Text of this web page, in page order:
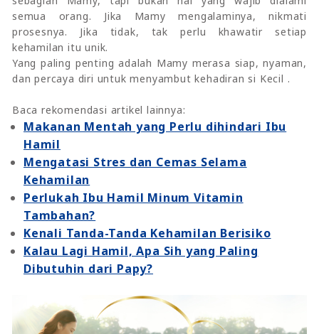
semua orang. Jika Mamy mengalaminya, nikmati
prosesnya. Jika tidak, tak perlu khawatir setiap
kehamilan itu unik.
Yang paling penting adalah Mamy merasa siap, nyaman,
dan percaya diri untuk menyambut kehadiran si Kecil .
Baca rekomendasi artikel lainnya:
Makanan Mentah yang Perlu dihindari Ibu
Hamil
Mengatasi Stres dan Cemas Selama
Kehamilan
Perlukah Ibu Hamil Minum Vitamin
Tambahan?
Kenali Tanda-Tanda Kehamilan Berisiko
Kalau Lagi Hamil, Apa Sih yang Paling
Dibutuhin dari Papy?